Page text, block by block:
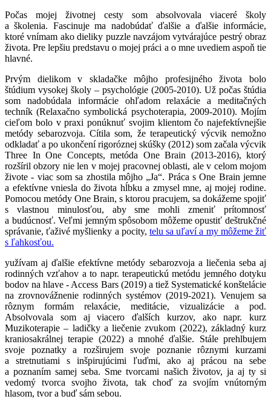
Počas mojej životnej cesty som absolvovala viaceré školy
a školenia. Fascinuje ma nadobúdať ďalšie a ďalšie informácie,
ktoré vnímam ako dieliky puzzle navzájom vytvárajúce pestrý obraz
života. Pre lepšiu predstavu o mojej práci a o mne uvediem aspoň tie
hlavné.
Prvým dielikom v skladačke môjho profesijného života bolo
štúdium vysokej školy – psychológie (2005-2010). Už počas štúdia
som nadobúdala informácie ohľadom relaxácie a meditačných
techník (Relaxačno symbolická psychoterapia, 2009-2010). Mojím
cieľom bolo v praxi ponúknuť svojim klientom čo najefektívnejšie
metódy sebarozvoja. Cítila som, že terapeutický výcvik nemožno
odkladať a po ukončení rigoróznej skúšky (2012) som začala výcvik
Three In One Concepts, metóda One Brain (2013-2016), ktorý
rozšíril obzory nie len v mojej pracovnej oblasti, ale v celom mojom
živote - viac som sa zhostila môjho „Ja“. Práca s One Brain jemne
a efektívne vniesla do života hĺbku a zmysel mne, aj mojej rodine.
Pomocou metódy One Brain, s ktorou pracujem, sa dokážeme spojiť
s vlastnou minulosťou, aby sme mohli zmeniť prítomnosť
a budúcnosť. Veľmi jemným spôsobom môžeme opustiť deštrukčné
správanie, ťaživé myšlienky a pocity, telu sa uľaví a my môžeme žiť
s ľahkosťou.
yužívam aj ďalšie efektívne metódy sebarozvoja a liečenia seba aj
rodinných vzťahov a to napr. terapeutickú metódu jemného dotyku
bodov na hlave - Access Bars (2019) a tiež Systematické konštelácie
na zrovnovážnenie rodinných systémov (2019-2021). Venujem sa
rôznym formám relaxácie, meditácie, vizualizácie a pod.
Absolvovala som aj viacero ďalších kurzov, ako napr. kurz
Muzikoterapie – ladičky a liečenie zvukom (2022), základný kurz
kraniosakrálnej terapie (2022) a mnohé ďalšie. Stále prehlbujem
svoje poznatky a rozširujem svoje poznanie rôznymi kurzami
a stretnutiami s inšpirujúcimi ľuďmi, ako aj prácou na sebe
a poznaním samej seba. Sme tvorcami našich životov, ja aj ty si
vedomý tvorca svojho života, tak choď za svojím vnútorným
hlasom, tvor a buď sám sebou.